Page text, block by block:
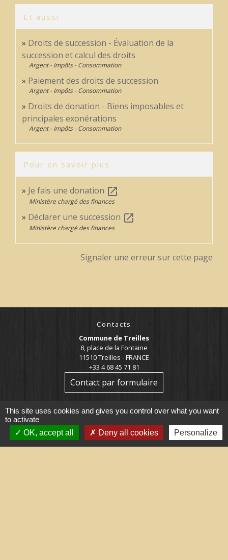
Et aussi
Droits de succession - Évaluation de la
succession et calcul des droits
Argent - Impôts - Consommation
Paiement des droits de succession
Argent - Impôts - Consommation
Droits de donation - Biens imposables et
principales exonérations
Argent - Impôts - Consommation
Pour en savoir plus
Je fais une donation open_in_new
Ministère chargé des finances
Déclarer une succession open_in_new
Ministère chargé des finances
Signaler une erreur sur cette page
Contacts
Commune de Treilles
8, place de la Fontaine
11510 Treilles - FRANCE
+33 4 68 45 71 81
Contact par formulaire
This site uses cookies and gives you control over what you want
to activate
OK, accept all
Deny all cookies Personalize